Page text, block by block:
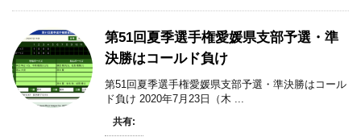
第51回夏季選手権愛媛県支部予選・準
決勝はコールド負け
第51回夏季選手権愛媛県支部予選・準決勝はコール
ド負け 2020年7月23日（木 ...
共有: